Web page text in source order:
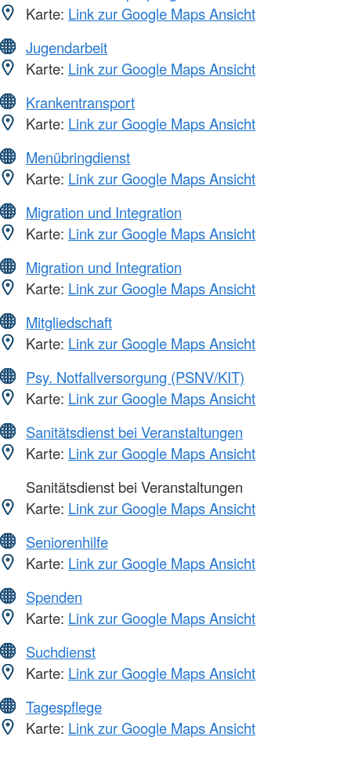
Karte: Link zur Google Maps Ansicht
Jugendarbeit
Karte: Link zur Google Maps Ansicht
Krankentransport
Karte: Link zur Google Maps Ansicht
Menübringdienst
Karte: Link zur Google Maps Ansicht
Migration und Integration
Karte: Link zur Google Maps Ansicht
Migration und Integration
Karte: Link zur Google Maps Ansicht
Mitgliedschaft
Karte: Link zur Google Maps Ansicht
Psy. Notfallversorgung (PSNV/KIT)
Karte: Link zur Google Maps Ansicht
Sanitätsdienst bei Veranstaltungen
Karte: Link zur Google Maps Ansicht
Sanitätsdienst bei Veranstaltungen
Karte: Link zur Google Maps Ansicht
Seniorenhilfe
Karte: Link zur Google Maps Ansicht
Spenden
Karte: Link zur Google Maps Ansicht
Suchdienst
Karte: Link zur Google Maps Ansicht
Tagespflege
Karte: Link zur Google Maps Ansicht